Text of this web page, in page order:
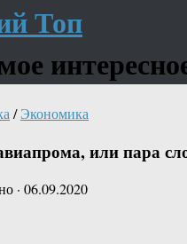
Топ
/ Экономика
или пара
· 06.09.2020